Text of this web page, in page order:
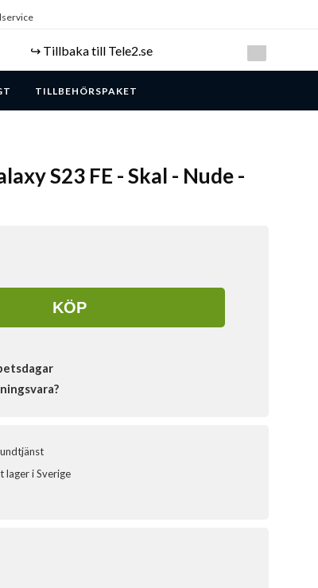
↪️ Tillbaka till Tele2.se
TILLBEHÖRSPAKET
S23 FE - Skal - Nude -
KÖP
lager i Sverige